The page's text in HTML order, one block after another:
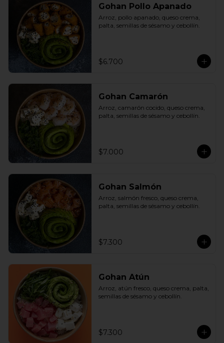
Gohan Pollo Apanado
Arroz, pollo apanado, queso crema,
palta, semillas de sésamo y cebollín.
$6.700
Gohan Camarón
Arroz, camarón cocido, queso crema,
palta, semillas de sésamo y cebollín.
$7.000
Gohan Salmón
Arroz, salmón fresco, queso crema,
palta, semillas de sésamo y cebollín.
$7.300
Gohan Atún
Arroz, atún fresco, queso crema, palta,
semillas de sésamo y cebollín.
$7.300